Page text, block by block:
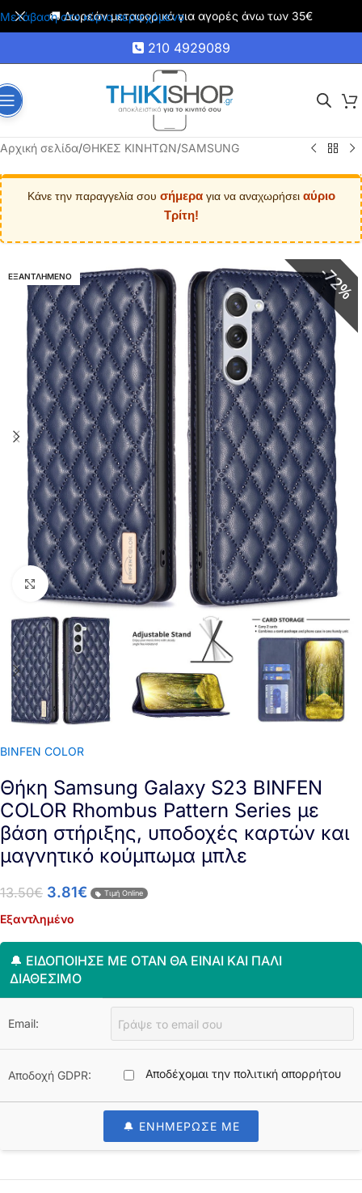
Μετάβαση στο κύριο περιεχόμενο
🚚 Δωρεάν μεταφορικά για αγορές άνω των 35€
210 4929089
Αρχική σελίδα/ΘΗΚΕΣ ΚΙΝΗΤΩΝ/SAMSUNG
Κάνε την παραγγελία σου σήμεραγια να αναχωρήσει αύριο
Τρίτη!
ΕΞΑΝΤΛΗΜΕΝΟ 72%
Click to enlarge
BINFEN COLOR
Θήκη Samsung Galaxy S23 BINFEN
COLOR Rhombus Pattern Series με
βάση στήριξης, υποδοχές καρτών και
μαγνητικό κούμπωμα μπλε
13.50€ 3.81€ Τιμή Online
Εξαντλημένο
🔔 ΕΙΔΟΠΟΊΗΣΈ ΜΕ ΌΤΑΝ ΘΑ ΕΊΝΑΙ ΚΑΙ ΠΆΛΙ
ΔΙΑΘΈΣΙΜΟ
Email:
Αποδοχή GDPR: Αποδέχομαι την πολιτική απορρήτου
🔔 ΕΝΗΜΕΡΩΣΕ ΜΕ